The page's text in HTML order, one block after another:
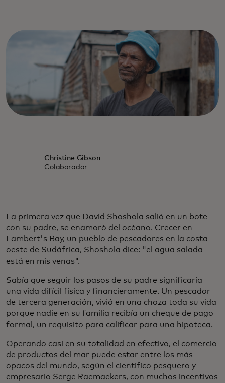
Christine Gibson
Colaborador
La primera vez que David Shoshola salió en un bote
con su padre, se enamoró del océano. Crecer en
Lambert's Bay, un pueblo de pescadores en la costa
oeste de Sudáfrica, Shoshola dice: "el agua salada
está en mis venas".
Sabía que seguir los pasos de su padre significaría
una vida difícil física y financieramente. Un pescador
de tercera generación, vivió en una choza toda su vida
porque nadie en su familia recibía un cheque de pago
formal, un requisito para calificar para una hipoteca.
Operando casi en su totalidad en efectivo, el comercio
de productos del mar puede estar entre los más
opacos del mundo, según el científico pesquero y
empresario Serge Raemaekers, con muchos incentivos